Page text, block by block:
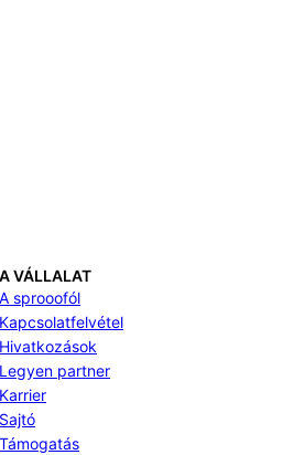
A VÁLLALAT
A sprooofól
Kapcsolatfelvétel
Hivatkozások
Legyen partner
Karrier
Sajtó
Támogatás